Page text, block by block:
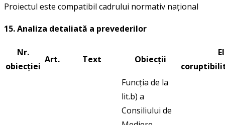
Proiectul este compatibil cadrului normativ naţional
15. Analiza detaliată a prevederilor
Nr.
obiecției
Art. Text Obiecții
Funcția de la
lit.b) a
Consiliului de